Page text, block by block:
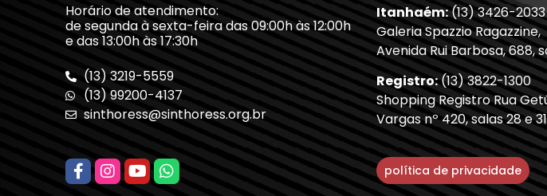
Horário de atendimento:
de segunda à sexta-feira das 09:00h às 12:00h
e das 13:00h às 17:30h
(13) 3219-5559
(13) 99200-4137
sinthoress@sinthoress.org.br
Itanhaém:(13) 3426-2033
Galeria Spazzio Ragazzine,
Avenida Rui Barbosa, 688,
Registro:(13) 3822-1300
Shopping Registro Rua
Vargas nº 420, salas 28 e 31
política de privacidade